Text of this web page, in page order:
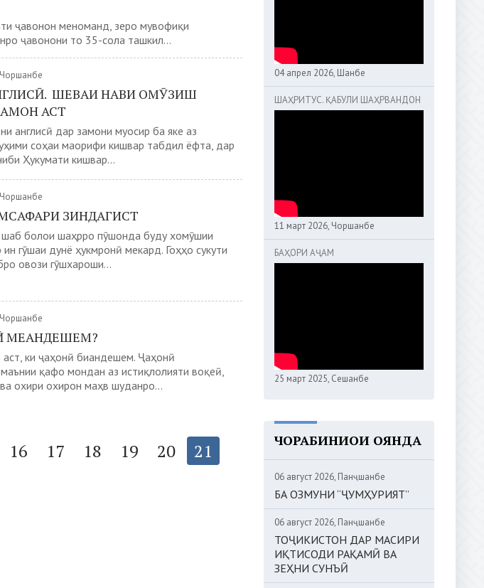
ҷавонон меноманд, зеро мувофиқи
ҷавонони то 35-сола ташкил...
ШЕВАИ НАВИ ОМӮЗИШ
АСТ
англисӣ дар замони муосир ба яке аз
соҳаи маорифи кишвар табдил ёфта, дар
Ҳукумати кишвар...
ЗИНДАГИСТ
болои шаҳрро пӯшонда буду хомӯшии
гӯшаи дунё ҳукмронӣ мекард. Гоҳҳо сукути
овози гӯшхароши...
МЕАНДЕШЕМ?
аст, ки ҷаҳонӣ биандешем. Ҷаҳонӣ
қафо мондан аз истиқлолияти воқеӣ,
охири охирон маҳв шуданро...
16 17 18 19 20 21
04 апрел 2026, Шанбе
ШАҲРИТУС. ҚАБУЛИ ШАҲРВАНДОН
11 март 2026, Чоршанбе
БАҲОРИ АҶАМ
25 март 2025, Сешанбе
ЧОРАБИНИҲОИ ОЯНДА
06 август 2026, Панҷшанбе
БА ОЗМУНИ “ҶУМҲУРИЯТ”
06 август 2026, Панҷшанбе
ТОҶИКИСТОН ДАР МАСИРИ
ИҚТИСОДИ РАҚАМӢ ВА
ЗЕҲНИ СУНЪӢ